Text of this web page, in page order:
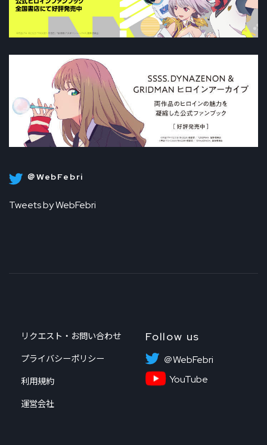
＠WebFebri
Tweets by WebFebri
リクエスト・お問い合わせ
プライバシーポリシー
利用規約
運営会社
Follow us
＠WebFebri
YouTube